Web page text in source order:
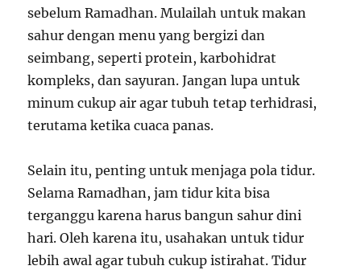
sebelum Ramadhan. Mulailah untuk makan
sahur dengan menu yang bergizi dan
seimbang, seperti protein, karbohidrat
kompleks, dan sayuran. Jangan lupa untuk
minum cukup air agar tubuh tetap terhidrasi,
terutama ketika cuaca panas.
Selain itu, penting untuk menjaga pola tidur.
Selama Ramadhan, jam tidur kita bisa
terganggu karena harus bangun sahur dini
hari. Oleh karena itu, usahakan untuk tidur
lebih awal agar tubuh cukup istirahat. Tidur